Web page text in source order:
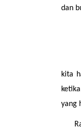
dan
kita
yang